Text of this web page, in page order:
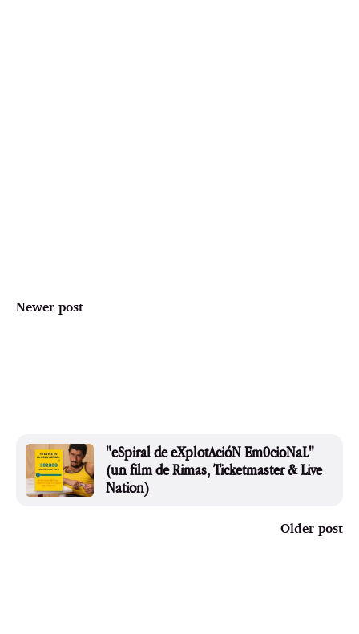
Newer post
"eSpiral de eXplotAcióN Em0cioNaL"
(un film de Rimas, Ticketmaster & Live
Nation)
Older post